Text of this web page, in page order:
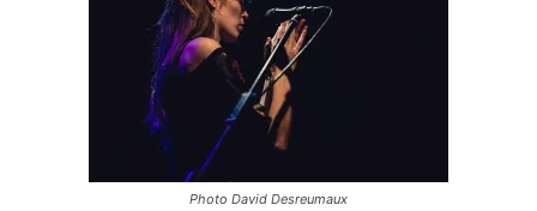
Photo David Desreumaux